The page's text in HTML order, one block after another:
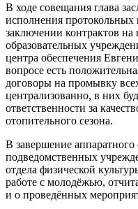
В ходе совещания глава
исполнения
заключении контрактов
образовательных
центра обеспечения
вопросе есть
договоры на промывку
централизованно, в них
ответственности за
отопительного сезона.
В завершение
подведомственных
отдела физической
работе с молодёжью,
и о проведённых